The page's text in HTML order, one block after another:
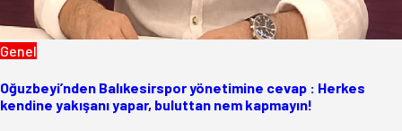
Genel
Oğuzbeyi’nden Balıkesirspor yönetimine cevap : Herkes
kendine yakışanı yapar, buluttan nem kapmayın!